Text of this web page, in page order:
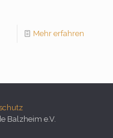
Mehr erfahren
Balzheim e.V.